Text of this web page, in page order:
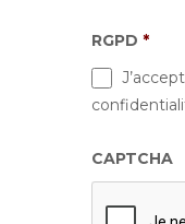
RGPD *
CAPTCHA